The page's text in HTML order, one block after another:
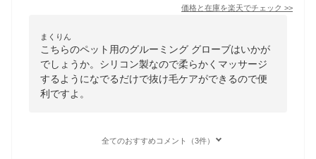
価格と在庫を楽天でチェック >>
まくりん
こちらのペット用のグルーミング グローブはいかが
でしょうか。シリコン製なので柔らかくマッサージ
するようになでるだけで抜け毛ケアができるので便
利ですよ。
全てのおすすめコメント（3件）